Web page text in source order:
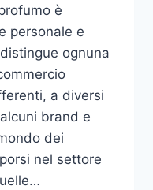
è
personale e
ognuna
a diversi
brand e
dei
nel settore